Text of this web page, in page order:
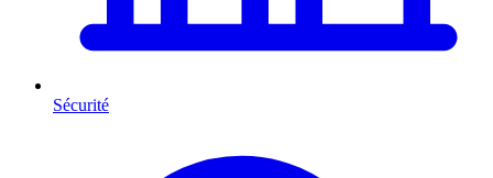
Sécurité